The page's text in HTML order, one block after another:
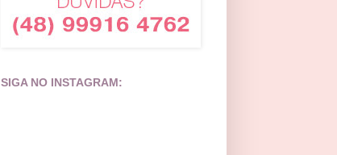
SIGA NO INSTAGRAM: